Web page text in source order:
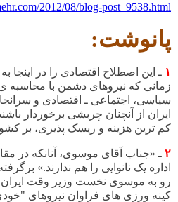
2012/08/blog-post_9538.html
پانوشت:
١ ـ این اصطلاح اقتصادی را در اینجا
زمانی که نیروهای دشمن با محاسبه
سیاسی، اجتماعی ـ اقتصادی و
ایران از آنچنان چربشی برخوردار
کم ترین هزینه و ریسک پذیری، بر
٢ ـ «جناب آقای موسوی، آنانکه در
اداره یک نانوایی را هم ندارند.»
رو به موسوی نخست وزیر وقت
کینه ورزی های فراوان نیروهای